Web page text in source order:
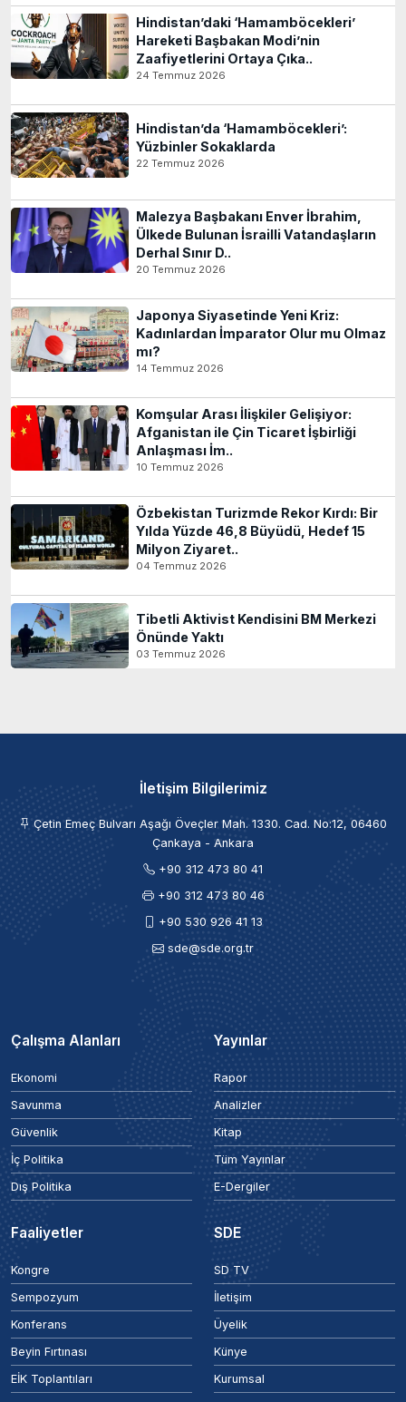
Hindistan’daki ‘Hamamböcekleri’
Hareketi Başbakan Modi’nin
Zaafiyetlerini Ortaya Çıka..
24 Temmuz 2026
Hindistan’da ‘Hamamböcekleri’:
Yüzbinler Sokaklarda
22 Temmuz 2026
Malezya Başbakanı Enver İbrahim,
Ülkede Bulunan İsrailli Vatandaşların
Derhal Sınır D..
20 Temmuz 2026
Japonya Siyasetinde Yeni Kriz:
Kadınlardan İmparator Olur mu Olmaz
mı?
14 Temmuz 2026
Komşular Arası İlişkiler Gelişiyor:
Afganistan ile Çin Ticaret İşbirliği
Anlaşması İm..
10 Temmuz 2026
Özbekistan Turizmde Rekor Kırdı: Bir
Yılda Yüzde 46,8 Büyüdü, Hedef 15
Milyon Ziyaret..
04 Temmuz 2026
Tibetli Aktivist Kendisini BM Merkezi
Önünde Yaktı
03 Temmuz 2026
İletişim Bilgilerimiz
Çetin Emeç Bulvarı Aşağı Öveçler Mah. 1330. Cad. No:12, 06460
Çankaya - Ankara
+90 312 473 80 41
+90 312 473 80 46
+90 530 926 41 13
sde@sde.org.tr
Çalışma Alanları
Ekonomi
Savunma
Güvenlik
İç Politika
Dış Politika
Yayınlar
Rapor
Analizler
Kitap
Tüm Yayınlar
E-Dergiler
Faaliyetler
Kongre
Sempozyum
Konferans
Beyin Fırtınası
EİK Toplantıları
SDE
SD TV
İletişim
Üyelik
Künye
Kurumsal